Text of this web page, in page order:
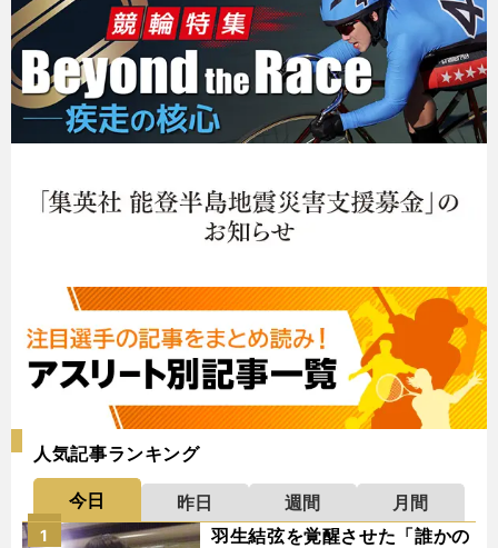
人気記事ランキング
今日 昨日 週間
月間
羽生結弦を覚醒させた「誰かの
1